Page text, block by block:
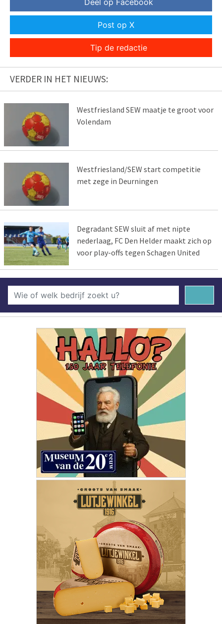
Deel op Facebook
Post op X
Tip de redactie
VERDER IN HET NIEUWS:
Westfriesland SEW maatje te groot voor
Volendam
Westfriesland/SEW start competitie
met zege in Deurningen
Degradant SEW sluit af met nipte
nederlaag, FC Den Helder maakt zich op
voor play-offs tegen Schagen United